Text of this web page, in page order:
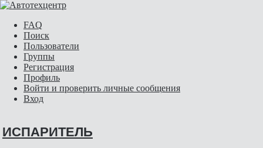
FAQ
Поиск
Пользователи
Группы
Регистрация
Профиль
Войти и проверить личные сообщения
Вход
ИСПАРИТЕЛЬ